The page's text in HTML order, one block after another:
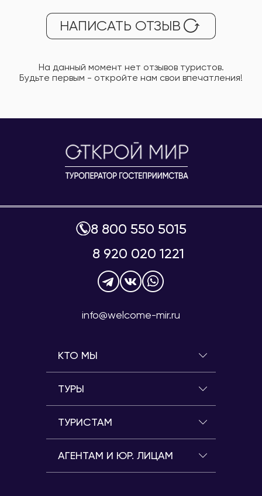
НАПИСАТЬ ОТЗЫВ
На данный момент нет отзывов туристов.
Будьте первым - откройте нам свои впечатления!
8 800 550 5015
8 920 020 1221
info@welcome-mir.ru
КТО МЫ
ТУРЫ
ТУРИСТАМ
АГЕНТАМ И ЮР. ЛИЦАМ